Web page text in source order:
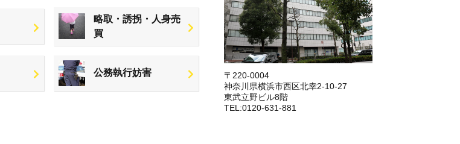
略取・誘拐・人身売
買
公務執行妨害
〒220-0004
神奈川県横浜市西区北幸2-10-27
東武立野ビル8階
TEL:0120-631-881